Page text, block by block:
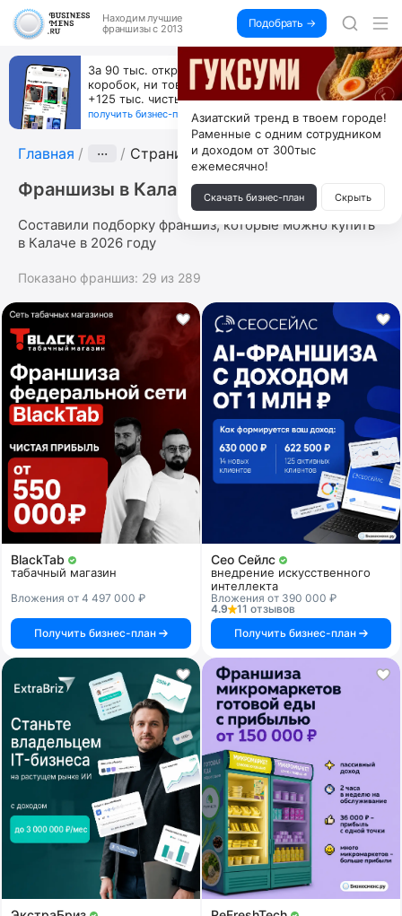
Находим лучшие
франшизы с 2013
Подобрать →
За 90 тыс. открой магазин на Авито, дома ни
коробок, ни товара, ни склада, зато каждый месяц
+125 тыс. чистыми
получить бизнес-план ↓
Главная ··· Страница 2
Франшизы в Калаче
Составили подборку франшиз, которые можно купить
в Калаче в 2026 году
Показано франшиз: 29 из 289
BlackTab
табачный магазин
Вложения от 4 497 000 ₽
Получить бизнес-план
Сео Сейлс
внедрение искусственного
интеллекта
Вложения от 390 000 ₽
4.9
11 отзывов
Получить бизнес-план
Азиатский тренд в твоем городе!
Раменные с одним сотрудником
и доходом от 300тыс
ежемесячно!
Скачать бизнес-план Скрыть